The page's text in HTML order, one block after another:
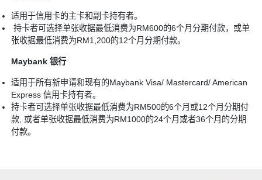
适用于信用卡的主卡和副卡持有者。
持卡者可选择单张收据最低消费为RM600的6个月分期付款，或单
张收据最低消费为RM1,200的12个月分期付款。
Maybank 银行
适用于所有新申请和现有的Maybank Visa/ Mastercard/ American
Express 信用卡持有者。
持卡者可选择单张收据最低消费为RM500的6个月或12个月分期付
款, 或者单张收据最低消费为RM1000的24个月或者36个月的分期
付款。